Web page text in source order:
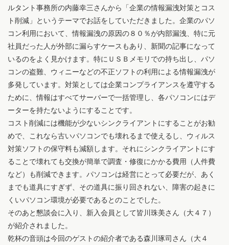
ルタント事務所の内藤幸三さんから「企業の情報漏洩対策とコス
ト削減」というテーマでお話をしていただきました。企業のパソ
コン利用において、情報漏洩の原因の８０％が内部漏洩、特に元
社員だった人が外部に漏らすケースもあり、新聞の記事になって
いるのをよく見かけます。特にＵＳＢメモリでの持ち出し、パソ
コンの盗難、ウィニーなどの不正ソフトの利用による情報漏洩が
多発しています。対策としては企業コンプライアンスを遵守する
ために、情報はすべてサーバーで一括管理し、各パソコンにはデ
ーターを持たないようにすることです。
コスト削減には機能が少ないシンクライアントにすることがお勧
めで、これなら古いパソコンでも壊れるまで使えるし、ウィルス
対策ソフトの保守料も減額します。それにシンクライアントにす
ることで壊れても交換が簡単で調査・修復にかかる費用（人件費
など）も削減できます。パソコンは経営にとって必要だが、あく
までも道具にすぎず、その道具に振り回されない、障害の起きに
くいパソコン環境が必要であるとのことでした。
そのあと懇談会に入り、新入会員として皆川珠美さん（大４７）
が紹介されました。
乾杯の音頭は今回のゲストの紹介者である森川琢司さん（大４